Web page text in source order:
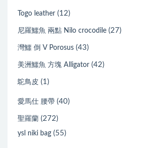
Togo leather (12)
尼羅鱷魚 兩點 Nilo crocodile (27)
灣鱷 倒 V Porosus (43)
美洲鱷魚 方塊 Alligator (42)
鴕鳥皮 (1)
愛馬仕 腰帶 (40)
聖羅蘭 (272)
ysl niki bag (55)